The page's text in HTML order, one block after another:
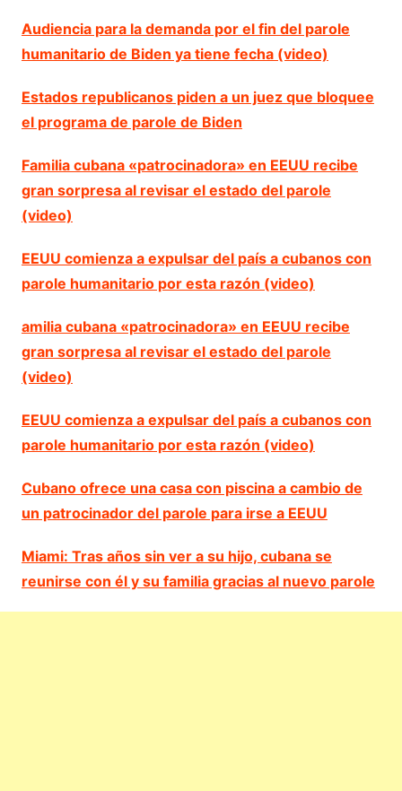
Audiencia para la demanda por el fin del parole
humanitario de Biden ya tiene fecha (video)
Estados republicanos piden a un juez que bloquee
el programa de parole de Biden
Familia cubana «patrocinadora» en EEUU recibe
gran sorpresa al revisar el estado del parole
(video)
EEUU comienza a expulsar del país a cubanos con
parole humanitario por esta razón (video)
amilia cubana «patrocinadora» en EEUU recibe
gran sorpresa al revisar el estado del parole
(video)
EEUU comienza a expulsar del país a cubanos con
parole humanitario por esta razón (video)
Cubano ofrece una casa con piscina a cambio de
un patrocinador del parole para irse a EEUU
Miami: Tras años sin ver a su hijo, cubana se
reunirse con él y su familia gracias al nuevo parole